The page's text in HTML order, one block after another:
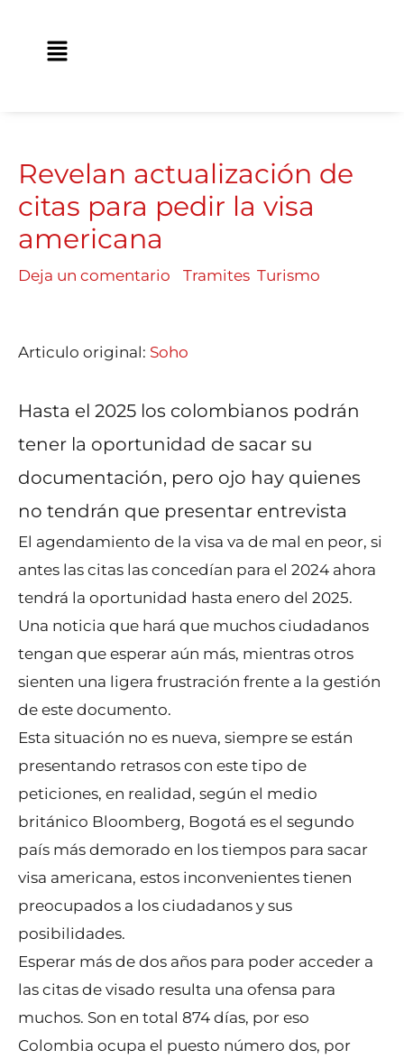
Main
Revelan actualización de
citas para pedir la visa
americana
Deja un comentario Tramites Turismo
Articulo original: Soho
Hasta el 2025 los colombianos podrán
tener la oportunidad de sacar su
documentación, pero ojo hay quienes
no tendrán que presentar entrevista
El agendamiento de la visa va de mal en peor, si
antes las citas las concedían para el 2024 ahora
tendrá la oportunidad hasta enero del 2025.
Una noticia que hará que muchos ciudadanos
tengan que esperar aún más, mientras otros
sienten una ligera frustración frente a la gestión
de este documento.
Esta situación no es nueva, siempre se están
presentando retrasos con este tipo de
peticiones, en realidad, según el medio
británico Bloomberg, Bogotá es el segundo
país más demorado en los tiempos para sacar
visa americana, estos inconvenientes tienen
preocupados a los ciudadanos y sus
posibilidades.
Esperar más de dos años para poder acceder a
las citas de visado resulta una ofensa para
muchos. Son en total 874 días, por eso
Colombia ocupa el puesto número dos, por